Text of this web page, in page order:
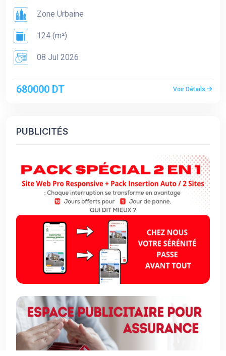
Zone Urbaine
124 (m²)
08 Jul 2026
680000 DT Voir Détails
PUBLICITÉS